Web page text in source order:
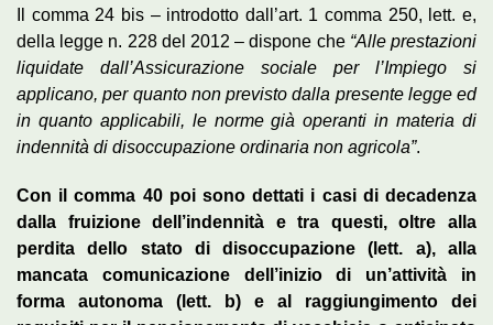
Il comma 24 bis – introdotto dall’art. 1 comma 250, lett. e,
della legge n. 228 del 2012 – dispone che “Alle prestazioni
liquidate dall’Assicurazione sociale per l’Impiego si
applicano, per quanto non previsto dalla presente legge ed
in quanto applicabili, le norme già operanti in materia di
indennità di disoccupazione ordinaria non agricola”.
Con il comma 40 poi sono dettati i casi di decadenza
dalla fruizione dell’indennità e tra questi, oltre alla
perdita dello stato di disoccupazione (lett. a), alla
mancata comunicazione dell’inizio di un’attività in
forma autonoma (lett. b) e al raggiungimento dei